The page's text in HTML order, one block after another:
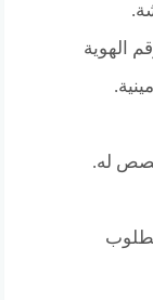
الهوية
له.